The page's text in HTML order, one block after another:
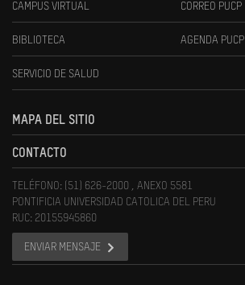
CAMPUS VIRTUAL CORREO PUCP
BIBLIOTECA AGENDA PUCP
SERVICIO DE SALUD
MAPA DEL SITIO
CONTACTO
TELÉFONO: (51) 626-2000 , ANEXO 5581
PONTIFICIA UNIVERSIDAD CATOLICA DEL PERU
RUC: 20155945860
ENVIAR MENSAJE